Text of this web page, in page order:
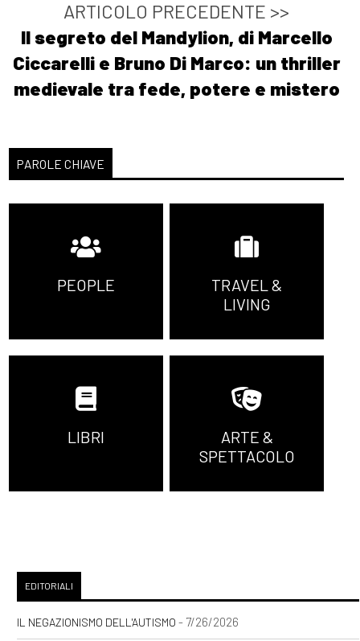
ARTICOLO PRECEDENTE >>
Il segreto del Mandylion, di Marcello
Ciccarelli e Bruno Di Marco: un thriller
medievale tra fede, potere e mistero
PAROLE CHIAVE
PEOPLE
TRAVEL &
LIVING
LIBRI
ARTE &
SPETTACOLO
EDITORIALI
IL NEGAZIONISMO DELL'AUTISMO - 7/26/2026